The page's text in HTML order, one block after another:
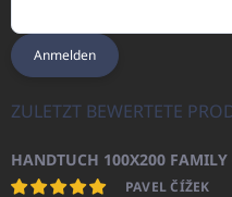
Anmelden
ZULETZT BEWERTETE
HANDTUCH 100X200
PAVEL ČÍŽEK